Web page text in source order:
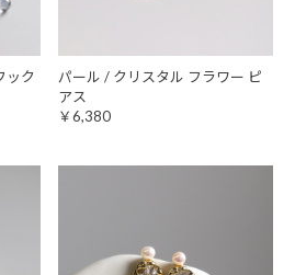
ック
パール / クリスタル フラワー ピ
アス
￥6,380